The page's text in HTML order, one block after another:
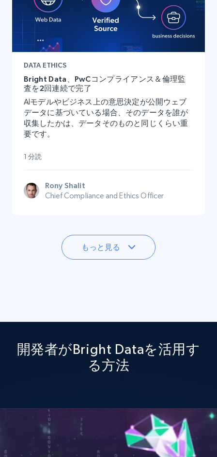
DATA ETHICS
Bright Data、PwCコンプライアンス＆倫理監
査を2回連続で完了
AIモデルやビジネス上の意思決定が公開ウェブ
データに基づいている場合、そのデータを誰が
収集したかは、データそのものと同じくらい重
要です。
1 分読
Rony Shalit
Chief Compliance and Ethics Officer
もっと見る
開発者がBright Dataを活用す
る方法